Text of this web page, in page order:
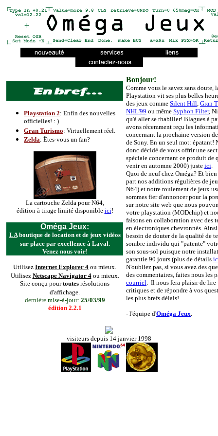
Playstation 2: Enfin des nouvelles
officielles! : )
Gran Turismo: Virtuellement réel.
Zelda: Êtes-vous un fan?
La cartouche Zelda pour N64,
édition à tirage limité disponible ici!
Oméga Jeux:
LAboutique de location et de jeux vidéos
sur place par excellence à Laval.
Venez nous voir!
Utilisez Internet Explorer 4 ou mieux.
Utilisez Netscape Navigator 4ou mieux.
Site conçu pourtoutes résolutions
d'affichage.
dernière mise-à-jour: 25/03/99
édition 2.2.1
Bonjour!
Comme vous le savez sans doute,
Playstation vit ses plus belles
des jeux comme Silent Hill, Gran
NHL'99 ou même Syphon Filter,
qu'à aller se rhabiller! Blagues à
avons récemment reçu les
concernant la prochaine version
de Sony. En un seul mot: épatant!
donc décidé de vous offrir une
spéciale concernant ce produit de
venir en automne 2000) juste ici.
Quoi de neuf chez Oméga? Et
part nos additions régulières de
N64) et notre roulement de jeux
sommes fier d'annoncer pour la
sur notre site web que nous
votre playstation (MODchip) et
faisons en collaboration avec des
en électroniques chevronnés.
besoin de douter de la qualité de
sombre individu qui "patente"
son sous-sol puisque notre
garantie 90 jours (plus de détails
N'oubliez pas, si vous avez des
des commentaires, faites nous les
courriel. Il nous fera plaisir de lire
critiques et de répondre à vos
les plus brefs délais!
- l'équipe d'Oméga Jeux.
visiteurs depuis 14 janvier 1998